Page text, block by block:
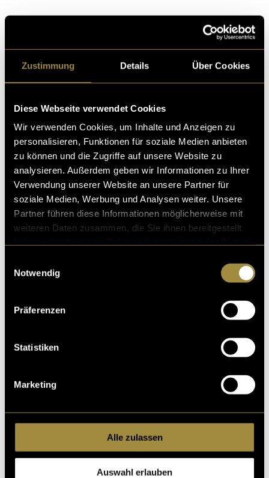
Zustimmung Details Über Cookies
Diese Webseite verwendet Cookies
Wir verwenden Cookies, um Inhalte und Anzeigen zu
personalisieren, Funktionen für soziale Medien anbieten
zu können und die Zugriffe auf unsere Website zu
analysieren. Außerdem geben wir Informationen zu Ihrer
Verwendung unserer Website an unsere Partner für
soziale Medien, Werbung und Analysen weiter. Unsere
Partner führen diese Informationen möglicherweise mit
weiteren Daten zusammen, die Sie ihnen bereitgestellt
Notwendig
Präferenzen
Statistiken
Marketing
Alle zulassen
Auswahl erlauben
Ähnliche Artikel